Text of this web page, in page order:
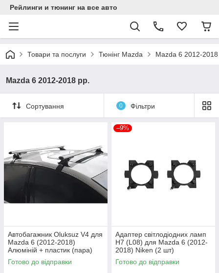
Рейлинги и тюнинг на все авто
Товари та послуги Тюнінг Mazda Mazda 6 2012-
Mazda 6 2012-2018 рр.
Сортування 0 Фільтри
Автобагажник Oluksuz V4 для
Mazda 6 (2012-2018)
Алюміній + пластик (пара)
Готово до відправки
–9%
Адаптер світлодіодних ламп
H7 (L08) для Mazda 6 (2012-
2018) Niken (2 шт)
Готово до відправки